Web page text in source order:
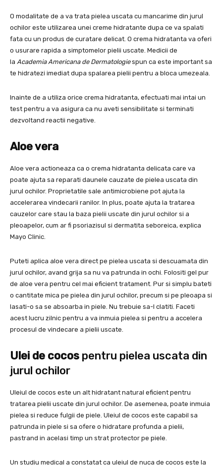
O modalitate de a va trata pielea uscata cu mancarime din jurul
ochilor este utilizarea unei creme hidratante dupa ce va spalati
fata cu un produs de curatare delicat. O crema hidratanta va oferi
o usurare rapida a simptomelor pielii uscate. Medicii de
la Academia Americana de Dermatologiespun ca este important sa
te hidratezi imediat dupa spalarea pielii pentru a bloca umezeala.
Inainte de a utiliza orice crema hidratanta, efectuati mai intai un
test pentru a va asigura ca nu aveti sensibilitate si terminati
dezvoltand reactii negative.
Aloe vera
Aloe vera actioneaza ca o crema hidratanta delicata care va
poate ajuta sa reparati daunele cauzate de pielea uscata din
jurul ochilor. Proprietatile sale antimicrobiene pot ajuta la
accelerarea vindecarii ranilor. In plus, poate ajuta la tratarea
cauzelor care stau la baza pielii uscate din jurul ochilor si a
pleoapelor, cum ar fi psoriazisul si dermatita seboreica, explica
Mayo Clinic.
Puteti aplica aloe vera direct pe pielea uscata si descuamata din
jurul ochilor, avand grija sa nu va patrunda in ochi. Folositi gel pur
de aloe vera pentru cel mai eficient tratament. Pur si simplu bateti
o cantitate mica pe pielea din jurul ochilor, precum si pe pleoapa si
lasati-o sa se absoarba in piele. Nu trebuie sa-l clatiti. Faceti
acest lucru zilnic pentru a va inmuia pielea si pentru a accelera
procesul de vindecare a pielii uscate.
Ulei de cocos pentru pielea uscata din
jurul ochilor
Uleiul de cocos este un alt hidratant natural eficient pentru
tratarea pielii uscate din jurul ochilor. De asemenea, poate inmuia
pielea si reduce fulgii de piele. Uleiul de cocos este capabil sa
patrunda in piele si sa ofere o hidratare profunda a pielii,
pastrand in acelasi timp un strat protector pe piele.
Un studiu medical a constatat ca uleiul de nuca de cocos este la